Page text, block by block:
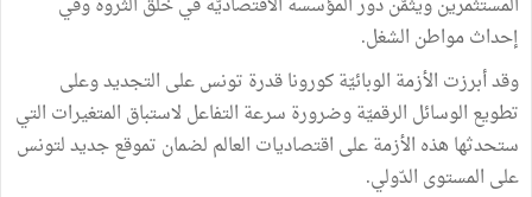
إحداث مواطن الشغل.
وقد أبرزت الأزمة الوبائيّة كورونا قدرة تونس على التجديد وعلى
تطويع الوسائل الرقميّة وضرورة سرعة التفاعل لاستباق المتغيرات التي
ستحدثها هذه الأزمة على اقتصاديات العالم لضمان تموقع جديد لتونس
على المستوى الدّولي.